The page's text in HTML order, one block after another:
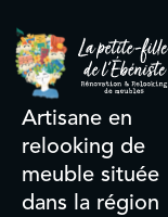
Artisane en
relooking de
meuble située
dans la région